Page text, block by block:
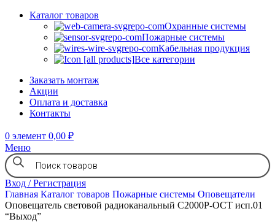
Каталог товаров
Охранные системы
Пожарные системы
Кабельная продукция
Все категории
Заказать монтаж
Акции
Оплата и доставка
Контакты
0 элемент 0,00 ₽
Меню
Вход / Регистрация
Главная Каталог товаров Пожарные системы Оповещатели
Оповещатель световой радиоканальный С2000Р-ОСТ исп.01
“Выход”